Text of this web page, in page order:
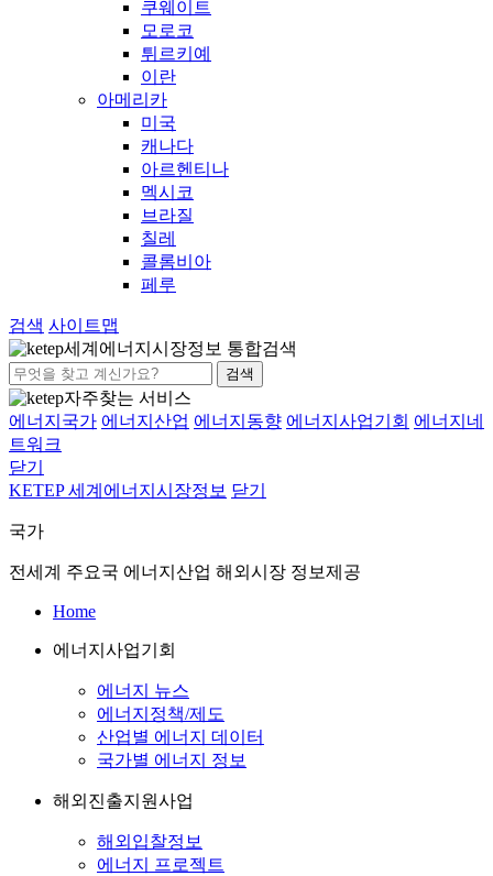
쿠웨이트
모로코
튀르키예
이란
아메리카
미국
캐나다
아르헨티나
멕시코
브라질
칠레
콜롬비아
페루
검색 사이트맵
세계에너지시장정보 통합검색
검색
자주찾는 서비스
에너지국가 에너지산업 에너지동향 에너지사업기회 에너지네
트워크
닫기
KETEP 세계에너지시장정보 닫기
국가
전세계 주요국 에너지산업 해외시장 정보제공
Home
에너지사업기회
에너지 뉴스
에너지정책/제도
산업별 에너지 데이터
국가별 에너지 정보
해외진출지원사업
해외입찰정보
에너지 프로젝트